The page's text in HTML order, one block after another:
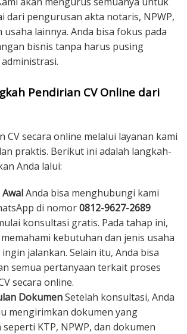
dari pengurusan akta notaris, NPWP,
usaha lainnya. Anda bisa fokus pada
bisnis tanpa harus pusing
Pendirian CV Online dari
CV secara online melalui layanan kami
praktis. Berikut ini adalah langkah-
Anda lalui:
Anda bisa menghubungi kami
di nomor0812-9627-2689
konsultasi gratis. Pada tahap ini,
kebutuhan dan jenis usaha
jalankan. Selain itu, Anda bisa
semua pertanyaan terkait proses
secara online.
DokumenSetelah konsultasi, Anda
mengirimkan dokumen yang
KTP, NPWP, dan dokumen